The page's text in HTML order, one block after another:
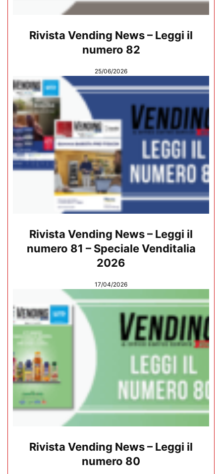
Rivista Vending News – Leggi il
numero 82
25/06/2026
Rivista Vending News – Leggi il
numero 81 – Speciale Venditalia
2026
17/04/2026
Rivista Vending News – Leggi il
numero 80